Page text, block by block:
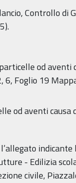
Controllo di
od aventi
Foglio 19
od aventi
- Edilizia
civile,